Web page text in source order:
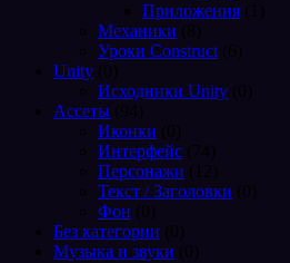
Приложения
Механики
Уроки Construct
Unity
Исходники Unity
Ассеты
Иконки
Интерфейс
Персонажи
Текст / Заголовки
Фон
Без категории
Музыка и звуки